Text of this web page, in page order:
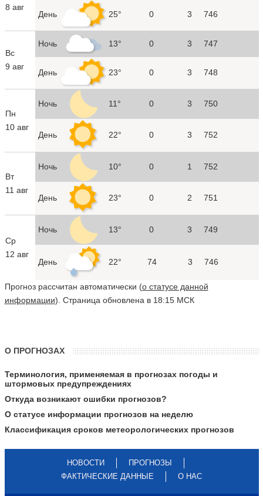
8 авг
День 25° 0 3 746
Вс
9 авг
Ночь 13° 0 3 747
День 23° 0 3 748
Пн
10 авг
Ночь 11° 0 3 750
День 22° 0 3 752
Вт
11 авг
Ночь 10° 0 1 752
День 23° 0 2 751
Ср
12 авг
Ночь 13° 0 3 749
День 22° 74 3 746
Прогноз рассчитан автоматически (о статусе данной
информации). Страница обновлена в 18:15 МСК
О ПРОГНОЗАХ
Терминология, применяемая в прогнозах погоды и
штормовых предупреждениях
Откуда возникают ошибки прогнозов?
О статусе информации прогнозов на неделю
Классификация сроков метеорологических прогнозов
НОВОСТИ
ПРОГНОЗЫ
ФАКТИЧЕСКИЕ ДАННЫЕ
О НАС